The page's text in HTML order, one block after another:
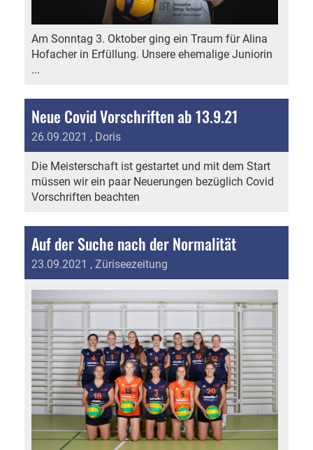
Am Sonntag 3. Oktober ging ein Traum für Alina
Hofacher in Erfüllung. Unsere ehemalige Juniorin
...
Neue Covid Vorschriften ab 13.9.21
26.09.2021 , Doris
Die Meisterschaft ist gestartet und mit dem Start
müssen wir ein paar Neuerungen bezüglich Covid
Vorschriften beachten
Auf der Suche nach der Normalität
23.09.2021 , Züriseezeitung